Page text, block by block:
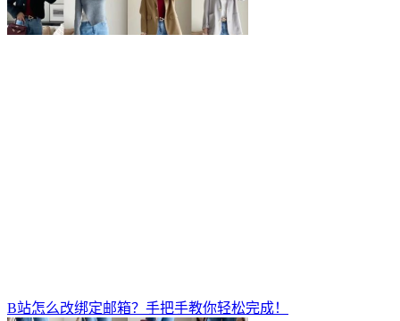
B站怎么改绑定邮箱？手把手教你轻松完成！